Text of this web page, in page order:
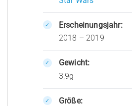
Erscheinungsjahr:
2018 – 2019
Gewicht:
3,9g
Größe: